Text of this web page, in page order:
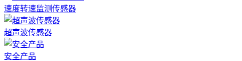
速度转速监测传感器
超声波传感器
安全产品